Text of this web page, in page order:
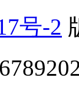
号-2